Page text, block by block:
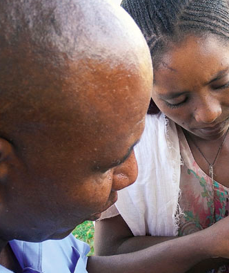
FÜR
ÄTHIOPIEN – AUSBILDUNGSZENTRUM FÜR
MÜTTER IN NOT
MUTTER-KIND-KLINIK IN ENDASELASSIE
ÄTHIOPIEN — MEDIZINISCHE HILFE FÜR
MUTTER UND KIND
UNTERSTÜTZUNG FÜR SCHUL- UND
STRASSENKINDER